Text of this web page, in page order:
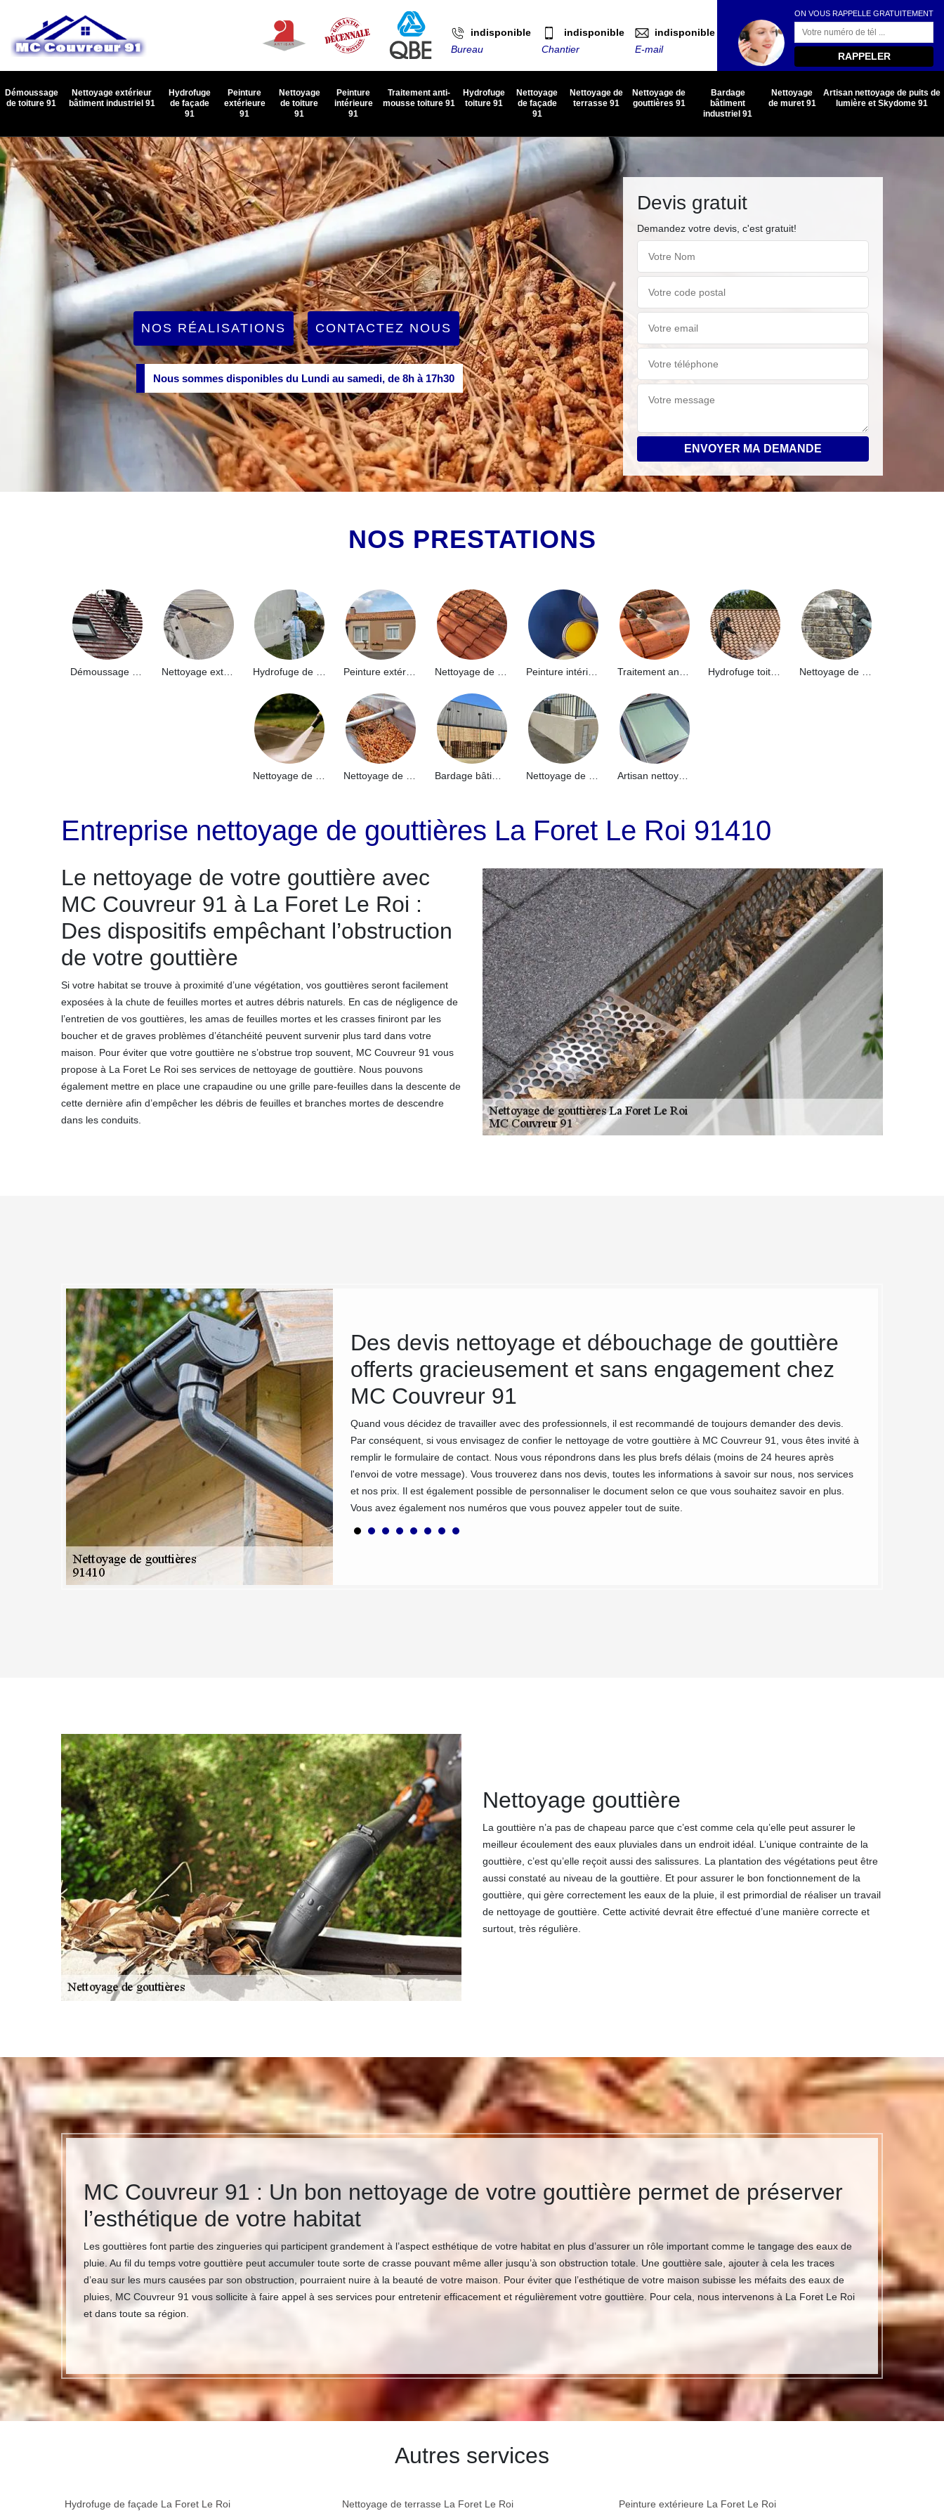
indisponible
Bureau
indisponible
Chantier
indisponible
E-mail
ON VOUS RAPPELLE GRATUITEMENT
Démoussage
de toiture 91
Nettoyage extérieur
bâtiment industriel 91
Hydrofuge
de façade
91
Peinture
extérieure
91
Nettoyage
de toiture
91
Peinture
intérieure
91
Traitement anti-
mousse toiture 91
Hydrofuge
toiture 91
Nettoyage
de façade
91
Nettoyage de
terrasse 91
Nettoyage de
gouttières 91
Bardage
bâtiment
industriel 91
Nettoyage
de muret 91
Artisan nettoyage de puits de
lumière et Skydome 91
NOS RÉALISATIONS CONTACTEZ NOUS
Nous sommes disponibles du Lundi au samedi, de 8h à 17h30
Devis gratuit
Demandez votre devis, c'est gratuit!
NOS PRESTATIONS
Nettoyage extérieur bâtiment industriel 91 Peinture intérieure 91
Artisan nettoyage de puits de lumière et Skydome 91
Entreprise nettoyage de gouttières La Foret Le Roi 91410
Le nettoyage de votre gouttière avec
MC Couvreur 91 à La Foret Le Roi :
Des dispositifs empêchant l’obstruction
de votre gouttière
Si votre habitat se trouve à proximité d’une végétation, vos gouttières seront facilement
exposées à la chute de feuilles mortes et autres débris naturels. En cas de négligence de
l’entretien de vos gouttières, les amas de feuilles mortes et les crasses finiront par les
boucher et de graves problèmes d’étanchéité peuvent survenir plus tard dans votre
maison. Pour éviter que votre gouttière ne s’obstrue trop souvent, MC Couvreur 91 vous
propose à La Foret Le Roi ses services de nettoyage de gouttière. Nous pouvons
également mettre en place une crapaudine ou une grille pare-feuilles dans la descente de
cette dernière afin d’empêcher les débris de feuilles et branches mortes de descendre
dans les conduits.
et débouchage de
service à La Foret Le Roi
tous vos travaux d’entretien de gouttière sur La Foret Le Roi et dans tout
d'expérience de nos artisans dans domaine, notre équipe est prête à
relever n’importe quel défi de nettoyage et débouchage de gouttière,
ou inattendues. Pour vous garantir des résultats parfaits, rien n'est plus sûr
de gouttière à MC Couvreur 91. Le savoir-faire de notre entreprise a toujours
pour nous dans ce le domaine de l’entretien de gouttière.
Des devis nettoyage et débouchage de gouttière
offerts gracieusement et sans engagement chez
MC Couvreur 91
Quand vous décidez de travailler avec des professionnels, il est recommandé de toujours demander des devis.
Par conséquent, si vous envisagez de confier le nettoyage de votre gouttière à MC Couvreur 91, vous êtes invité à
remplir le formulaire de contact. Nous vous répondrons dans les plus brefs délais (moins de 24 heures après
l'envoi de votre message). Vous trouverez dans nos devis, toutes les informations à savoir sur nous, nos services
et nos prix. Il est également possible de personnaliser le document selon ce que vous souhaitez savoir en plus.
Vous avez également nos numéros que vous pouvez appeler tout de suite.
Nettoyage gouttière
La gouttière n’a pas de chapeau parce que c’est comme cela qu’elle peut assurer le
meilleur écoulement des eaux pluviales dans un endroit idéal. L’unique contrainte de la
gouttière, c’est qu’elle reçoit aussi des salissures. La plantation des végétations peut être
aussi constaté au niveau de la gouttière. Et pour assurer le bon fonctionnement de la
gouttière, qui gère correctement les eaux de la pluie, il est primordial de réaliser un travail
de nettoyage de gouttière. Cette activité devrait être effectué d’une manière correcte et
surtout, très régulière.
MC Couvreur 91 : Un bon nettoyage de votre gouttière permet de préserver
l’esthétique de votre habitat
Les gouttières font partie des zingueries qui participent grandement à l’aspect esthétique de votre habitat en plus d’assurer un rôle important comme le tangage des eaux de
pluie. Au fil du temps votre gouttière peut accumuler toute sorte de crasse pouvant même aller jusqu’à son obstruction totale. Une gouttière sale, ajouter à cela les traces
d’eau sur les murs causées par son obstruction, pourraient nuire à la beauté de votre maison. Pour éviter que l’esthétique de votre maison subisse les méfaits des eaux de
pluies, MC Couvreur 91 vous sollicite à faire appel à ses services pour entretenir efficacement et régulièrement votre gouttière. Pour cela, nous intervenons à La Foret Le Roi
et dans toute sa région.
Autres services
Hydrofuge de façade La Foret Le Roi Nettoyage de terrasse La Foret Le Roi Peinture extérieure La Foret Le Roi